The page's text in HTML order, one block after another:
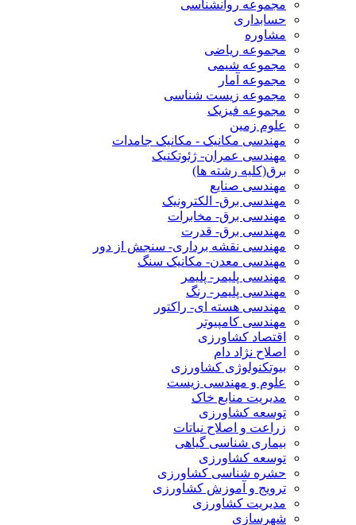
مجموعه روانشناسی
حسابداری
مشاوره
مجموعه ریاضی
مجموعه شیمی
مجموعه آمار
مجموعه زیست شناسی
مجموعه فیزیک
علوم زمین
مهندسی مکانیک - مکانیک جامدات
مهندسی عمران- ژئوتکنیک
برق(کلیه رشته ها)
مهندسی صنایع
مهندسی برق- الکترونیک
مهندسی برق- مخابرات
مهندسی برق- قدرت
مهندسی نقشه برداری- سنجش از دور
مهندسی معدن- مکانیک سنگ
مهندسی پلیمر- پلیمر
مهندسی پلیمر- رنگ
مهندسی هسته ای- راکتور
مهندسی کامپیوتر
اقتصاد کشاورزی
اصلاح نژاد دام
بیوتکنولوژی کشاورزی
علوم و مهندسی زیست
مدیریت منابع خاک
توسعه کشاورزی
زراعت و اصلاح نباتات
بیماری شناسی گیاهی
توسعه کشاورزی
حشره شناسی کشاورزی
ترویج و آموزش کشاورزی
مدیریت کشاورزی
شهرسازی